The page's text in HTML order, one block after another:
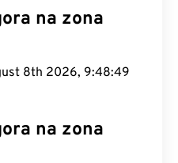
na zona
8th 2026, 9:48:50
na zona